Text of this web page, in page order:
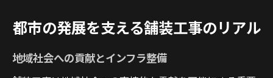
都市の発展を支える舗装工事のリアル
地域社会への貢献とインフラ整備